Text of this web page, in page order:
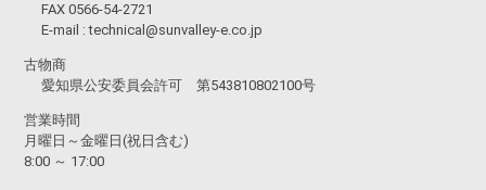
FAX 0566-54-2721
E-mail :technical@sunvalley-e.co.jp
古物商
愛知県公安委員会許可 第543810802100号
営業時間
月曜日～金曜日(祝日含む)
8:00 ～ 17:00